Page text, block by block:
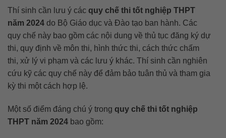
Thí sinh cần lưu ý các quy chế thi tốt nghiệp THPT
năm 2024 do Bộ Giáo dục và Đào tạo ban hành. Các
quy chế này bao gồm các nội dung về thủ tục đăng ký dự
thi, quy định về môn thi, hình thức thi, cách thức chấm
thi, xử lý vi phạm và các lưu ý khác. Thí sinh cần nghiên
cứu kỹ các quy chế này để đảm bảo tuân thủ và tham gia
kỳ thi một cách hợp lệ.
Một số điểm đáng chú ý trong quy chế thi tốt nghiệp
THPT năm 2024 bao gồm: